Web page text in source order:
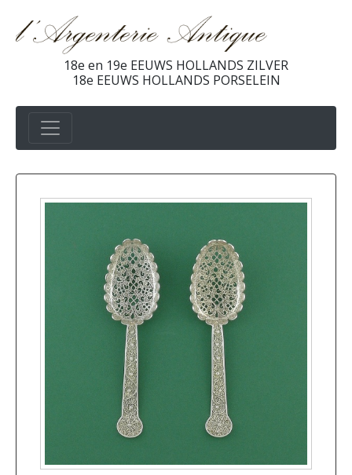
18e en 19e EEUWS HOLLANDS ZILVER
18e EEUWS HOLLANDS PORSELEIN